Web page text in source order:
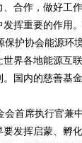
新闻
、合作，做好工
发挥重要的作用
护协会能源环
世界各地能源互
。国内的慈善基
首席执行官兼
要发挥启蒙、孵